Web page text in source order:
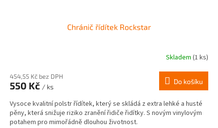
Chránič řídítek Rockstar
Skladem (1 ks)
454,55 Kč bez DPH
550 Kč / ks
Do košíku
Vysoce kvalitní polstr řídítek, který se skládá z extra lehké a husté
pěny, která snižuje riziko zranění řidiče řidítky. S novým vinylovým
potahem pro mimořádně dlouhou životnost.